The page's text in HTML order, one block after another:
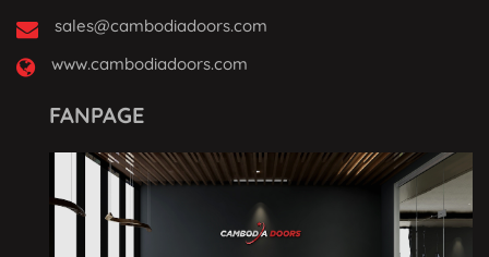
sales@cambodiadoors.com
www.cambodiadoors.com
FANPAGE